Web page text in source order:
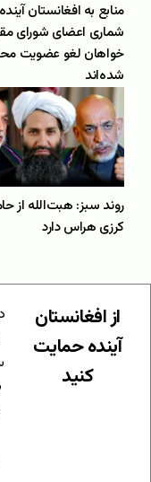
منابع به افغانستان
شماری اعضای شورای
خواهان لغو عضویت
شده‌اند
روند سبز: هبت‌الله از
کرزی هراس دارد
از افغانستان
آینده حمایت
کنید